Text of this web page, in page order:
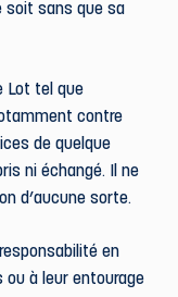
soit sans que sa
Lot tel que
contre
de quelque
ni échangé. Il ne
d’aucune sorte.
en
à leur entourage